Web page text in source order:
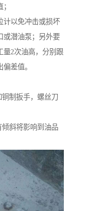
计以免冲击或损坏
或潜油泵；另外要
量2次油高，分别跟
差值。
制扳手，螺丝刀
斜将影响到油品